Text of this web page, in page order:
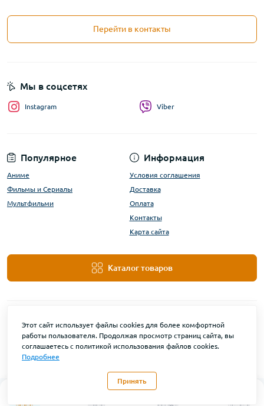
Каталог Главная Закладки Контакты
Перейти в контакты
Популярное
Аниме
Фильмы и Сериалы
Мультфильми
Информация
Условия соглашения
Доставка
Оплата
Контакты
Карта сайта
Каталог товаров
Мы в соцсетях
Instagram Viber
Этот сайт использует файлы cookies для более комфортной
работы пользователя. Продолжая просмотр страниц сайта, вы
соглашаетесь с политикой использования файлов cookies.
Подробнее
Принять